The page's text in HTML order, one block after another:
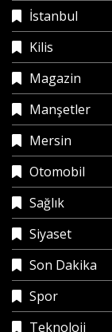
İstanbul
Kilis
Magazin
Manşetler
Mersin
Otomobil
Sağlık
Siyaset
Son Dakika
Spor
Teknoloji